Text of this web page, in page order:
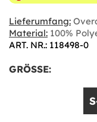
Lieferumfang:
Material: 100%
ART. NR.: 118498-0
GRÖSSE: